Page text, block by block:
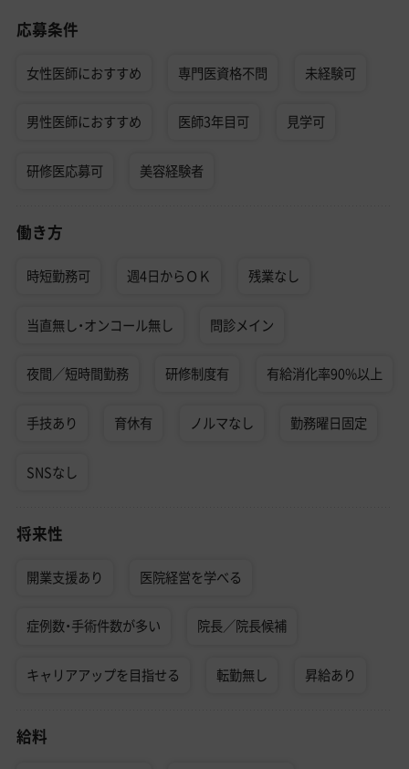
応募条件
女性医師におすすめ 専門医資格不問 未経験可
男性医師におすすめ 医師3年目可 見学可
研修医応募可 美容経験者
働き方
時短勤務可 週4日からＯＫ 残業なし
当直無し・オンコール無し 問診メイン
夜間／短時間勤務 研修制度有 有給消化率90%以上
手技あり 育休有 ノルマなし 勤務曜日固定
SNSなし
将来性
開業支援あり 医院経営を学べる
症例数・手術件数が多い 院長／院長候補
キャリアアップを目指せる 転勤無し 昇給あり
給料